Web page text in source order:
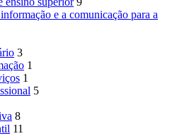
e a comunicação para a
3
1
1
5
8
11